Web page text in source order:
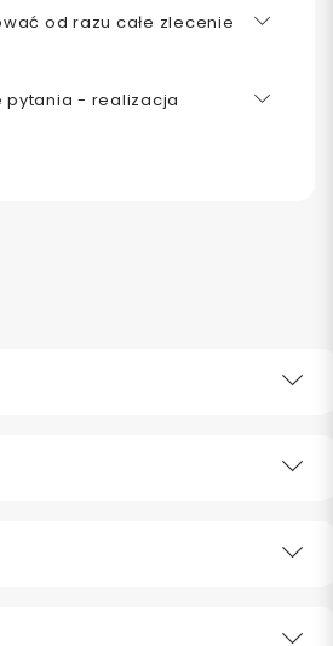
od razu całe zlecenie
pytania - realizacja